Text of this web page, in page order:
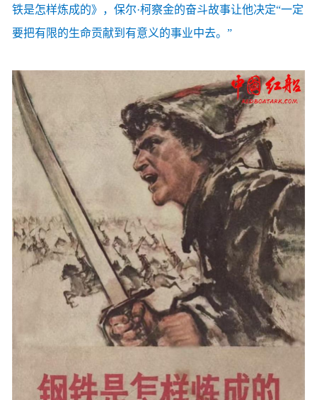
铁是怎样炼成的》，保尔·柯察金的奋斗故事让他决定“一定
要把有限的生命贡献到有意义的事业中去。”